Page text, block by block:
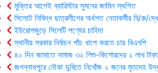
মুক্তির আগেই ব্যারিস্টার সুমনের জামিন স্থগিত
সিলেটে নিষিদ্ধ ছাত্রলীগের অর্ধশত নেতাকর্মীর বি/রু/
ইউরোপজুড়ে সিলেটি পণ্যের চাহিদা
স্থানীয় সরকার নির্বাচন পাঁচ ধাপে করতে চায় বিএনপি
৪০ দিন জামাতে নামাজ ৩২ শিশু-কিশোরদের ২ লাখ
জগন্নাথপুরে নৌকা ডুবিতে নিখোঁজ ২ জনের মৃতদেহ